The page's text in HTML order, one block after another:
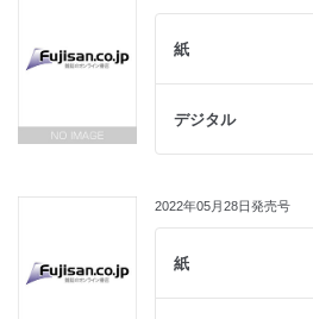
紙
デジタル
2022年05月28日発売号
紙